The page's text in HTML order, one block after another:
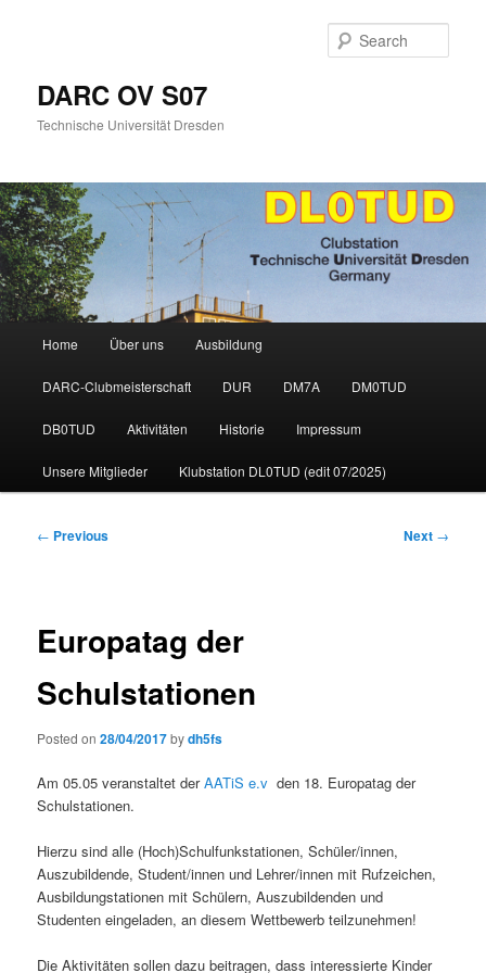
DARC OV S07
Technische Universität Dresden
Home Über uns Ausbildung
DARC-Clubmeisterschaft DUR DM7A DM0TUD
DB0TUD Aktivitäten Historie Impressum
Unsere Mitglieder Klubstation DL0TUD (edit 07/2025)
Post
← Previous Next →
Europatag der
Schulstationen
Posted on28/04/2017bydh5fs
Am 05.05 veranstaltet derAATiS e.v den 18. Europatag der
Schulstationen.
Hierzu sind alle (Hoch)Schulfunkstationen, Schüler/innen,
Auszubildende, Student/innen und Lehrer/innen mit Rufzeichen,
Ausbildungstationen mit Schülern, Auszubildenden und
Studenten eingeladen, an diesem Wettbewerb teilzunehmen!
Die Aktivitäten sollen dazu beitragen, dass interessierte Kinder